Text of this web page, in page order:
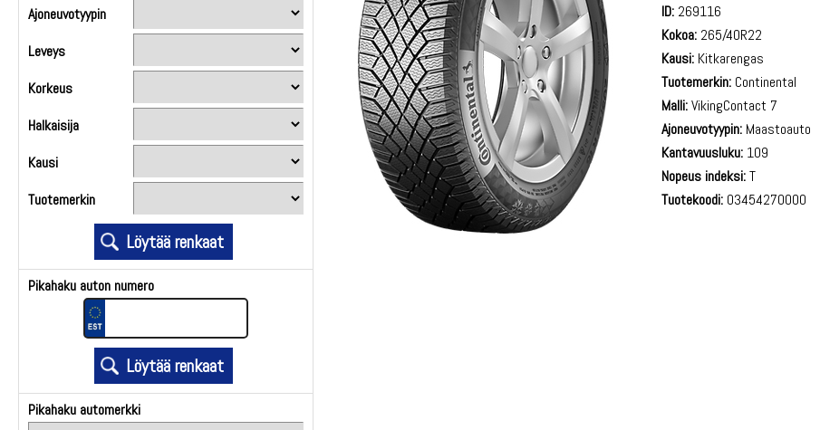
Ajoneuvotyypin
Leveys
Korkeus
Halkaisija
Kausi
Tuotemerkin
Pikahaku auton numero
Pikahaku automerkki
ID: 269116
Kokoa: 265/40R22
Kausi: Kitkarengas
Tuotemerkin: Continental
Malli:VikingContact 7
Ajoneuvotyypin: Maastoauto
Kantavuusluku: 109
Nopeus indeksi:T
Tuotekoodi: 03454270000